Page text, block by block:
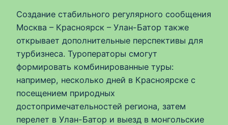
Создание стабильного регулярного сообщения
Москва – Красноярск – Улан-Батор также
открывает дополнительные перспективы для
турбизнеса. Туроператоры смогут
формировать комбинированные туры:
например, несколько дней в Красноярске с
посещением природных
достопримечательностей региона, затем
перелет в Улан-Батор и выезд в монгольские